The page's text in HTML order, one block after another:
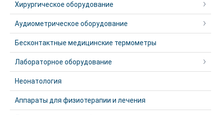
Хирургическое оборудование
Аудиометрическое оборудование
Бесконтактные медицинские термометры
Лабораторное оборудование
Неонатология
Аппараты для физиотерапии и лечения